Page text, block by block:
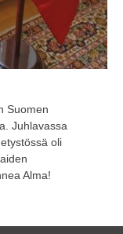
Suomen
Juhlavassa
oli
Alma!